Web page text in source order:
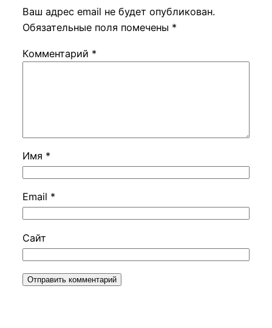
Ваш адрес email не будет опубликован.
Обязательные поля помечены *
Комментарий *
Имя *
Email *
Сайт